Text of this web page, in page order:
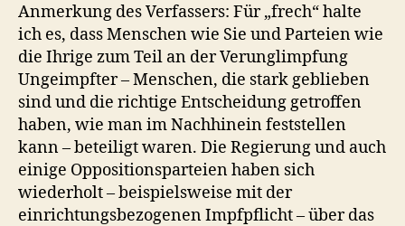
Anmerkung des Verfassers: Für „frech“ halte
ich es, dass Menschen wie Sie und Parteien wie
die Ihrige zum Teil an der Verunglimpfung
Ungeimpfter – Menschen, die stark geblieben
sind und die richtige Entscheidung getroffen
haben, wie man im Nachhinein feststellen
kann – beteiligt waren. Die Regierung und auch
einige Oppositionsparteien haben sich
wiederholt – beispielsweise mit der
einrichtungsbezogenen Impfpflicht – über das